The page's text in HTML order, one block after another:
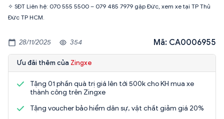
✧ SĐT Liên hệ: 070 555 5500 – 079 485 7979 gặp Đức, xem xe tại TP Thủ
Đức TP HCM.
28/11/2025 354 Mã: CA0006955
Ưu đãi thêm của Zingxe
Tặng 01 phần quà trị giá lên tới 500k cho KH mua xe
thành công trên Zingxe
Tặng voucher bảo hiểm dân sự, vật chất giảm giá 20%